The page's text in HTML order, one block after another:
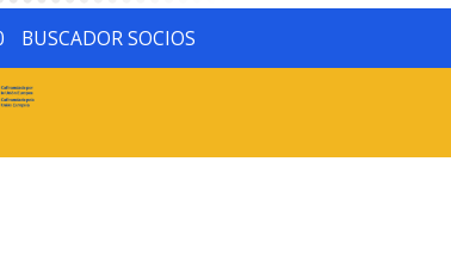
BUSCADOR SOCIOS